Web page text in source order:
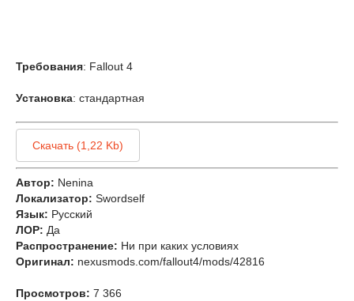
Требования: Fallout 4
Установка: стандартная
Скачать (1,22 Kb)
Автор: Nenina
Локализатор: Swordself
Язык: Русский
ЛОР: Да
Распространение: Ни при каких условиях
Оригинал: nexusmods.com/fallout4/mods/42816
Просмотров: 7 366